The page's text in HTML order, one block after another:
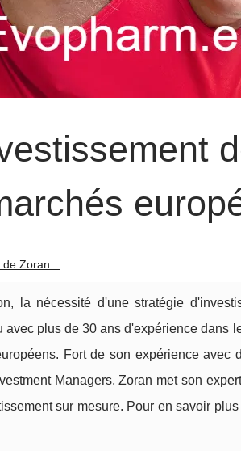
Zoran...
la nécessité d'une stratégie
plus de 30 ans d'expérience dans
Fort de son expérience avec
Managers, Zoran met son
sur mesure. Pour en savoir